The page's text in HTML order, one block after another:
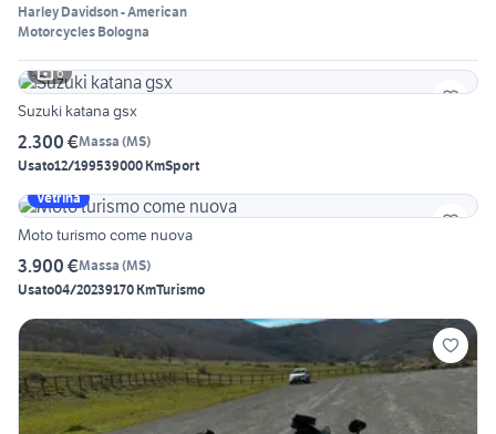
Harley Davidson - American
Motorcycles Bologna
6
Suzuki katana gsx
2.300 €Massa (MS)
Usato12/199539000 KmSport
Vetrina
Moto turismo come nuova
3.900 €Massa (MS)
Usato04/20239170 KmTurismo